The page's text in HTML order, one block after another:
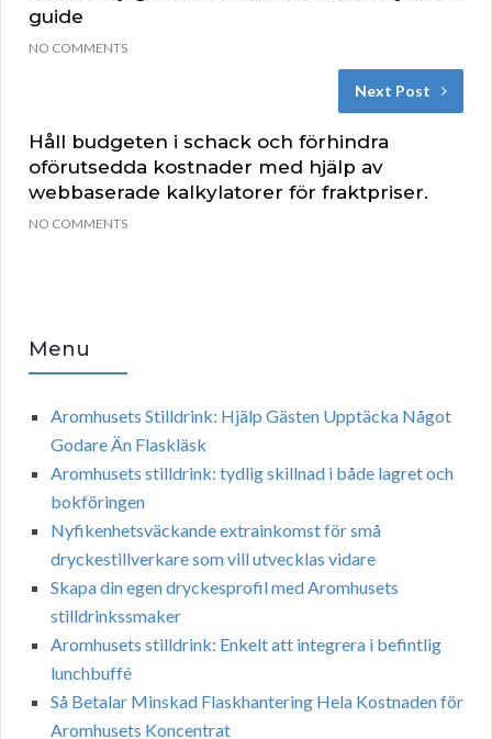
guide
NO COMMENTS
Next Post
Håll budgeten i schack och förhindra
oförutsedda kostnader med hjälp av
webbaserade kalkylatorer för fraktpriser.
NO COMMENTS
Menu
Aromhusets Stilldrink: Hjälp Gästen Upptäcka Något
Godare Än Flaskläsk
Aromhusets stilldrink: tydlig skillnad i både lagret och
bokföringen
Nyfikenhetsväckande extrainkomst för små
dryckestillverkare som vill utvecklas vidare
Skapa din egen dryckesprofil med Aromhusets
stilldrinkssmaker
Aromhusets stilldrink: Enkelt att integrera i befintlig
lunchbuffé
Så Betalar Minskad Flaskhantering Hela Kostnaden för
Aromhusets Koncentrat